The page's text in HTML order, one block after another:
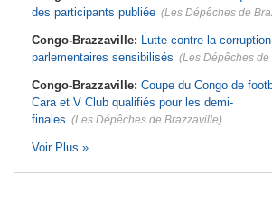
des participants publiée (Les Dépêches de
Congo-Brazzaville: Lutte contre la
parlementaires sensibilisés (Les Dépêches
Congo-Brazzaville: Coupe du Congo de
Cara et V Club qualifiés pour les demi-
finales (Les Dépêches de Brazzaville)
Voir Plus »